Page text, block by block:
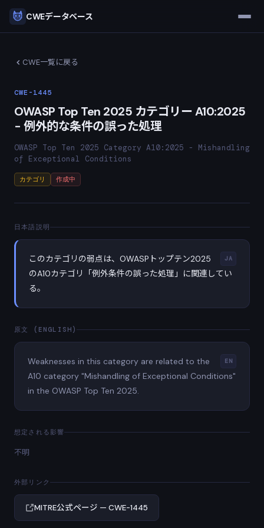
CWEデータベース
CWE一覧に戻る
CWE-1445
OWASP Top Ten 2025 カテゴリー A10:2025
- 例外的な条件の誤った処理
OWASP Top Ten 2025 Category A10:2025 - Mishandling
of Exceptional Conditions
カテゴリ 作成中
日本語説明
JA
このカテゴリの弱点は、OWASPトップテン2025
のA10カテゴリ「例外条件の誤った処理」に関連してい
る。
原文 (ENGLISH)
EN
Weaknesses in this category are related to the
A10 category "Mishandling of Exceptional Conditions"
in the OWASP Top Ten 2025.
想定される影響
不明
外部リンク
MITRE公式ページ — CWE-1445